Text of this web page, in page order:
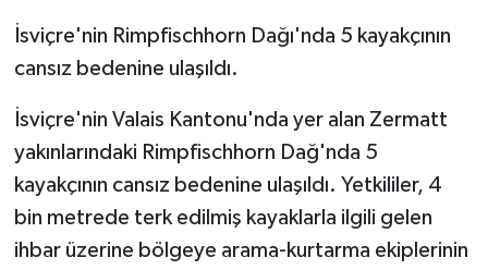
İsviçre'nin Rimpfischhorn Dağı'nda 5 kayakçının
cansız bedenine ulaşıldı.
İsviçre'nin Valais Kantonu'nda yer alan Zermatt
yakınlarındaki Rimpfischhorn Dağ'nda 5
kayakçının cansız bedenine ulaşıldı. Yetkililer, 4
bin metrede terk edilmiş kayaklarla ilgili gelen
ihbar üzerine bölgeye arama-kurtarma ekiplerinin